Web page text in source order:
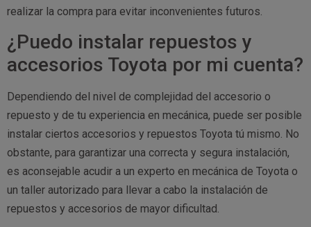
realizar la compra para evitar inconvenientes futuros.
¿Puedo instalar repuestos y
accesorios Toyota por mi cuenta?
Dependiendo del nivel de complejidad del accesorio o
repuesto y de tu experiencia en mecánica, puede ser posible
instalar ciertos accesorios y repuestos Toyota tú mismo. No
obstante, para garantizar una correcta y segura instalación,
es aconsejable acudir a un experto en mecánica de Toyota o
un taller autorizado para llevar a cabo la instalación de
repuestos y accesorios de mayor dificultad.